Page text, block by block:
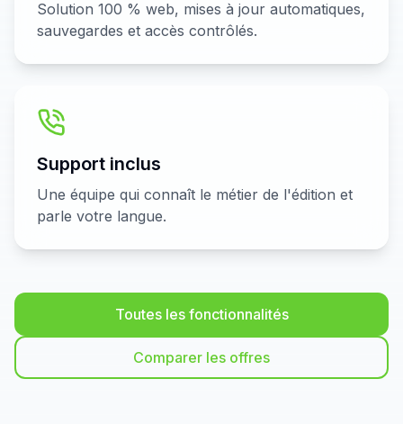
Solution 100 % web, mises à jour automatiques,
sauvegardes et accès contrôlés.
Support inclus
Une équipe qui connaît le métier de l'édition et
parle votre langue.
Toutes les fonctionnalités
Comparer les offres